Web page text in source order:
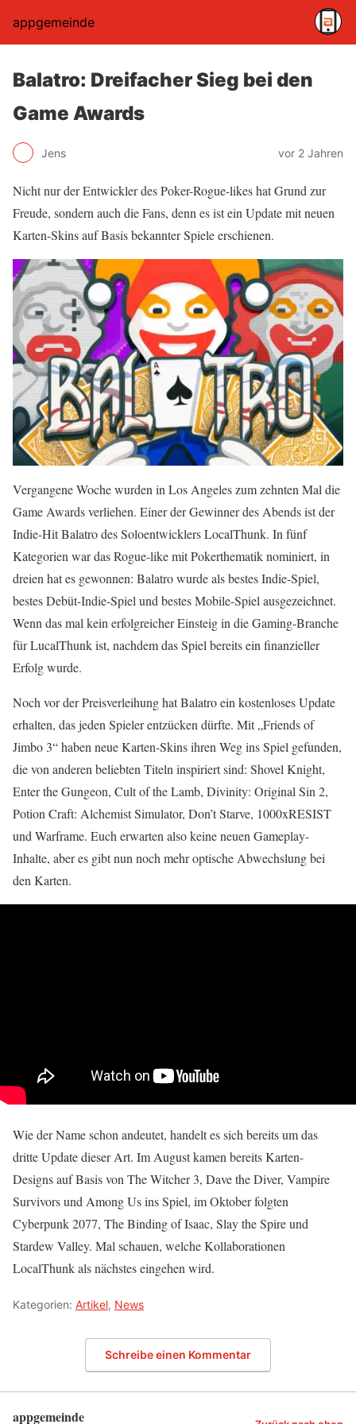
appgemeinde
Balatro: Dreifacher Sieg bei den
Game Awards
Jens vor 2 Jahren
Nicht nur der Entwickler des Poker-Rogue-likes hat Grund zur
Freude, sondern auch die Fans, denn es ist ein Update mit neuen
Karten-Skins auf Basis bekannter Spiele erschienen.
Vergangene Woche wurden in Los Angeles zum zehnten Mal die
Game Awards verliehen. Einer der Gewinner des Abends ist der
Indie-Hit Balatro des Soloentwicklers LocalThunk. In fünf
Kategorien war das Rogue-like mit Pokerthematik nominiert, in
dreien hat es gewonnen: Balatro wurde als bestes Indie-Spiel,
bestes Debüt-Indie-Spiel und bestes Mobile-Spiel ausgezeichnet.
Wenn das mal kein erfolgreicher Einsteig in die Gaming-Branche
für LucalThunk ist, nachdem das Spiel bereits ein finanzieller
Erfolg wurde.
Noch vor der Preisverleihung hat Balatro ein kostenloses Update
erhalten, das jeden Spieler entzücken dürfte. Mit „Friends of
Jimbo 3“ haben neue Karten-Skins ihren Weg ins Spiel gefunden,
die von anderen beliebten Titeln inspiriert sind: Shovel Knight,
Enter the Gungeon, Cult of the Lamb, Divinity: Original Sin 2,
Potion Craft: Alchemist Simulator, Don’t Starve, 1000xRESIST
und Warframe. Euch erwarten also keine neuen Gameplay-
Inhalte, aber es gibt nun noch mehr optische Abwechslung bei
den Karten.
Wie der Name schon andeutet, handelt es sich bereits um das
dritte Update dieser Art. Im August kamen bereits Karten-
Designs auf Basis von The Witcher 3, Dave the Diver, Vampire
Survivors und Among Us ins Spiel, im Oktober folgten
Cyberpunk 2077, The Binding of Isaac, Slay the Spire und
Stardew Valley. Mal schauen, welche Kollaborationen
LocalThunk als nächstes eingehen wird.
Kategorien: Artikel, News
Schreibe einen Kommentar
appgemeinde